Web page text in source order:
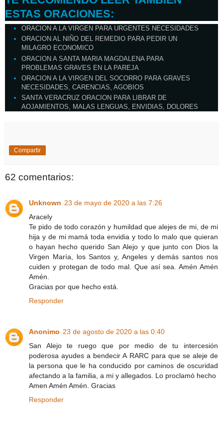
ESTAS ORACIONES:
ORACION A LA VIRGEN PARA URGENTES NECESIDADES
ORACION AL NIÑO DEL REMEDIO PARA PEDIR UN
MILAGRO ECONOMICO
ORACION A SANTA MARIA MAGDALENA PARA
PROBLEMAS GRAVES EN LA PAREJA
ORACION A LA VIRGEN DEL SOCORRO PARA GRAVES
NECESIDADES, CARENCIAS, AGOBIOS
SANTA VERACRUZ ORACION PARA LIBRAR DE
AOJAMIENTOS, MALAS LENGUAS, ENVIDIAS, DOLORES
Compartir
62 comentarios:
Unknown 23 de mayo de 2020 a las 7:26
Aracely
Te pido de todo corazón y humildad que alejes de mi, de mi
hija y de mi mamá toda envidia y todo lo malo que quieran
o hayan hecho querido San Alejo y que junto con Dios la
Virgen María, los Santos y, Angeles y demás santos nos
cuiden y protegan de todo mal. Que así sea. Amén Amén
Amén.
Gracias por que hecho está.
Responder
Anonimo 23 de agosto de 2020 a las 0:40
San Alejo te ruego que por medio de tu intercesión
poderosa ayudes a bendecir A RARC para que se aleje de
la persona que le ha conducido por caminos de oscuridad
afectando a la familia, a mi y allegados. Lo proclamó hecho
Amen Amén Amén. Gracias
Responder